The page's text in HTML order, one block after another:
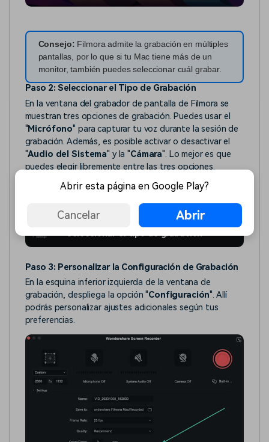
Consejo: Filmora admite la grabación en múltiples
pantallas, por lo que si tu Mac tiene más de un
monitor, también puedes seleccionar cuál grabar.
Paso 2: Seleccionar el Tipo de Grabación
En la ventana del grabador de pantalla de Filmora se
muestran tres opciones de grabación. Puedes usar el
"Micrófono" para capturar tu voz durante la sesión de
grabación. Además, es posible activar o desactivar el
"Audio del Sistema" y la "Cámara". Lo mejor es que
puedes elegir libremente entre las tres opciones.
Paso 3: Personalizar la Configuración de Grabación
En la esquina inferior izquierda de la ventana de
grabación, despliega la opción "Configuración". Allí
podrás personalizar ajustes adicionales según tus
preferencias.
Abrir esta página en Google Play?
Cancelar Abrir